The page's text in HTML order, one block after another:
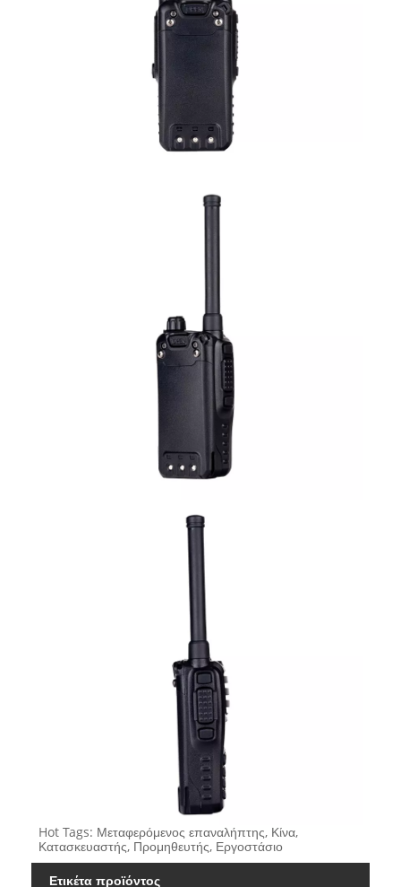
Hot Tags: Μεταφερόμενος επαναλήπτης, Κίνα,
Κατασκευαστής, Προμηθευτής, Εργοστάσιο
Ετικέτα προϊόντος